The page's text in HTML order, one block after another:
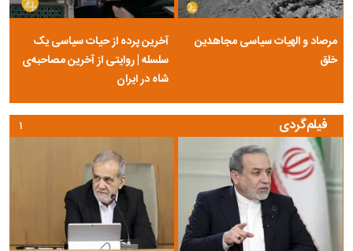
مرصاد و الهیات سیاسی مجاهدین
خلق
آخرین پرده از حیات سیاسی یک
سلسله | روایتی از آخرین مصاحبه‌ی
شاه در ایران
فیلم‌گردی ۱